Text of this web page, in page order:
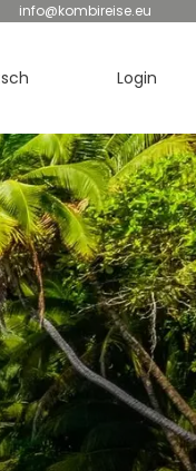
info@kombireise.eu
Login